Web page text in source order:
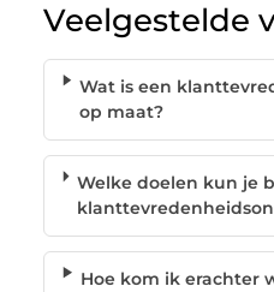
Veelgestelde
Wat is een
op maat?
Welke doelen kun je
Hoe kom ik erachter